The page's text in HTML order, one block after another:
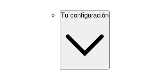
Tu configuración